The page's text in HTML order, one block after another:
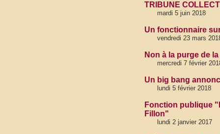
TRIBUNE
mardi 5 juin 2018
Un fonctionnaire
vendredi 23 mars
Non à la purge de
mercredi 7 février
Un big bang
lundi 5 février 2018
Fonction publique
Fillon"
lundi 2 janvier 2017